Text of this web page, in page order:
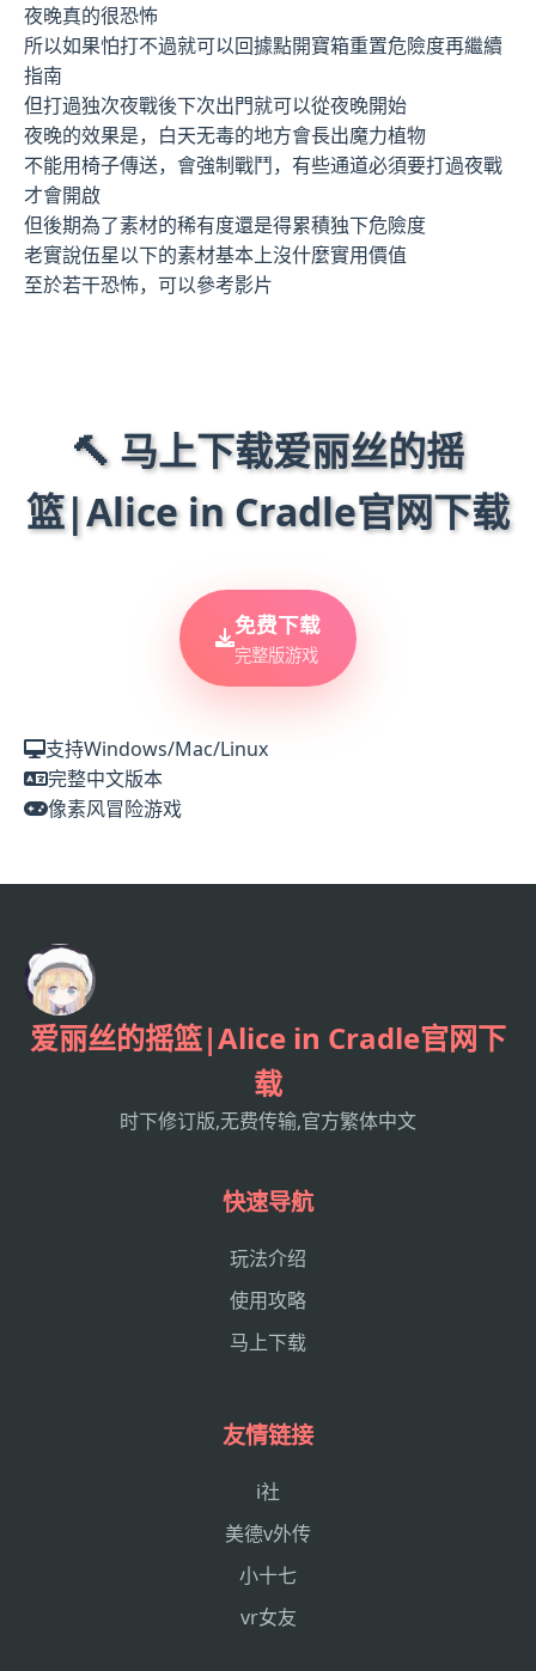
夜晚真的很恐怖
所以如果怕打不過就可以回據點開寶箱重置危險度再繼續
指南
但打過独次夜戰後下次出門就可以從夜晚開始
夜晚的效果是，白天无毒的地方會長出魔力植物
不能用椅子傳送，會強制戰鬥，有些通道必須要打過夜戰
才會開啟
但後期為了素材的稀有度還是得累積独下危險度
老實說伍星以下的素材基本上沒什麼實用價值
至於若干恐怖，可以參考影片
🔨 马上下载爱丽丝的摇
篮|Alice in Cradle官网下载
免费下载
完整版游戏
支持Windows/Mac/Linux
完整中文版本
像素风冒险游戏
爱丽丝的摇篮|Alice in Cradle官网下
载
时下修订版,无费传输,官方繁体中文
快速导航
玩法介绍
使用攻略
马上下载
友情链接
i社
美德v外传
小十七
vr女友